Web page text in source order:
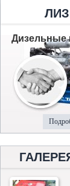
Дизельные